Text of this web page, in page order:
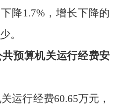
下降1.7%，增长下降的
。
预算机关运行经费安
运行经费60.65万元 ，